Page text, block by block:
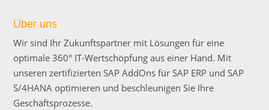
Über uns
Wir sind Ihr Zukunftspartner mit Lösungen für eine
optimale 360° IT-Wert­schöpfung aus einer Hand. Mit
unseren zertifizierten SAP AddOns für SAP ERP und SAP
S/4HANA optimieren und beschleunigen Sie Ihre
Geschäftsprozesse.